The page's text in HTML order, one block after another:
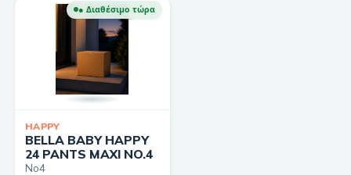
● Διαθέσιμο τώρα
HAPPY
BELLA BABY HAPPY
24 PANTS MAXI NO.4
No4